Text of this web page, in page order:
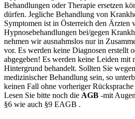
Behandlungen oder Therapie ersetzen
dürfen. Jegliche Behandlung von
Symptomen ist in Österreich den Ärzten
Hypnosebehandlungen bei/gegen
nehmen wir ausnahmslos nur in
vor. Es werden keine Diagnosen erstellt
abgegeben! Es werden keine Leiden mit
Hintergrund behandelt. Sollten Sie
medizinischer Behandlung sein, so
keinen Fall ohne vorheriger
Lesen Sie bitte noch die AGB -mit
§6 wie auch §9 EAGB .